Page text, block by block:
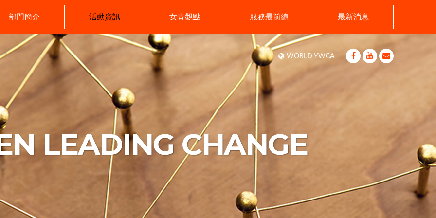
部門簡介 活動資訊 女青觀點 服務最前線 最新消息
WORLD YWCA
LEADING CHANGE